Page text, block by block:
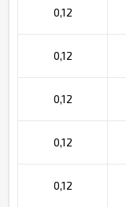
0,12
0,12
0,12
0,12
0,12